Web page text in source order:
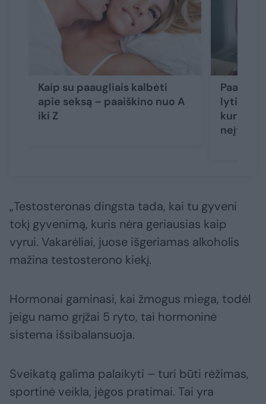
Kaip su paaugliais kalbėti
apie seksą – paaiškino nuo A
iki Z
lytinis
kurias
„Testosteronas dingsta tada, kai tu gyveni
tokį gyvenimą, kuris nėra geriausias kaip
vyrui. Vakarėliai, juose išgeriamas alkoholis
mažina testosterono kiekį.
Hormonai gaminasi, kai žmogus miega, todėl
jeigu namo grįžai 5 ryto, tai hormoninė
sistema išsibalansuoja.
Sveikatą galima palaikyti – turi būti rėžimas,
sportinė veikla, jėgos pratimai. Tai yra